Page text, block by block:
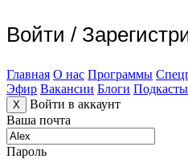
Войти /
Главная О нас Программы
Эфир Вакансии Блоги Подкасты
X
Войти в аккаунт
Ваша почта
Пароль